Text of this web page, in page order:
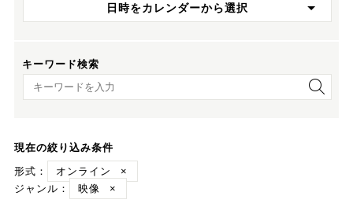
日時をカレンダーから選択
キーワード検索
キーワード検索
現在の絞り込み条件
形式：
オンライン
×
ジャンル：
映像 ×